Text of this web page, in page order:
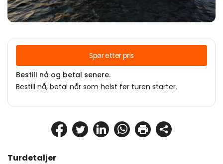
Turdetaljer
Spør etter pris
Bestill nå og betal senere.
Bestill nå, betal når som helst før turen starter.